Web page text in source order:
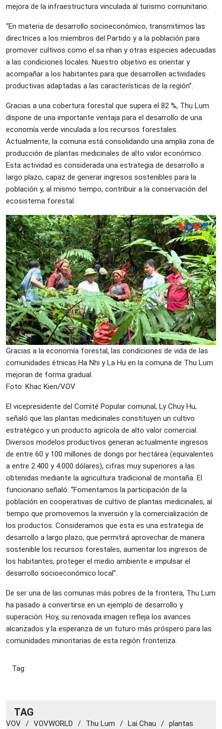
mejora de la infraestructura vinculada al turismo comunitario.
“En materia de desarrollo socioeconómico, transmitimos las
directrices a los miembros del Partido y a la población para
promover cultivos como el sa nhan y otras especies adecuadas
a las condiciones locales. Nuestro objetivo es orientar y
acompañar a los habitantes para que desarrollen actividades
productivas adaptadas a las características de la región”.
Gracias a una cobertura forestal que supera el 82 %, Thu Lum
dispone de una importante ventaja para el desarrollo de una
economía verde vinculada a los recursos forestales.
Actualmente, la comuna está consolidando una amplia zona de
producción de plantas medicinales de alto valor económico.
Esta actividad es considerada una estrategia de desarrollo a
largo plazo, capaz de generar ingresos sostenibles para la
población y, al mismo tiempo, contribuir a la conservación del
ecosistema forestal.
Gracias a la economía forestal, las condiciones de vida de las
comunidades étnicas Ha Nhi y La Hu en la comuna de Thu Lum
mejoran de forma gradual.
Foto: Khac Kien/VOV
El vicepresidente del Comité Popular comunal, Ly Chuy Hu,
señaló que las plantas medicinales constituyen un cultivo
estratégico y un producto agrícola de alto valor comercial.
Diversos modelos productivos generan actualmente ingresos
de entre 60 y 100 millones de dongs por hectárea (equivalentes
a entre 2.400 y 4.000 dólares), cifras muy superiores a las
obtenidas mediante la agricultura tradicional de montaña. El
funcionario señaló: “Fomentamos la participación de la
población en cooperativas de cultivo de plantas medicinales, al
tiempo que promovemos la inversión y la comercialización de
los productos. Consideramos que esta es una estrategia de
desarrollo a largo plazo, que permitirá aprovechar de manera
sostenible los recursos forestales, aumentar los ingresos de
los habitantes, proteger el medio ambiente e impulsar el
desarrollo socioeconómico local”.
De ser una de las comunas más pobres de la frontera, Thu Lum
ha pasado a convertirse en un ejemplo de desarrollo y
superación. Hoy, su renovada imagen refleja los avances
alcanzados y la esperanza de un futuro más próspero para las
comunidades minoritarias de esta región fronteriza.
Tag:
TAG
VOV / VOVWORLD / Thu Lum / Lai Chau / plantas